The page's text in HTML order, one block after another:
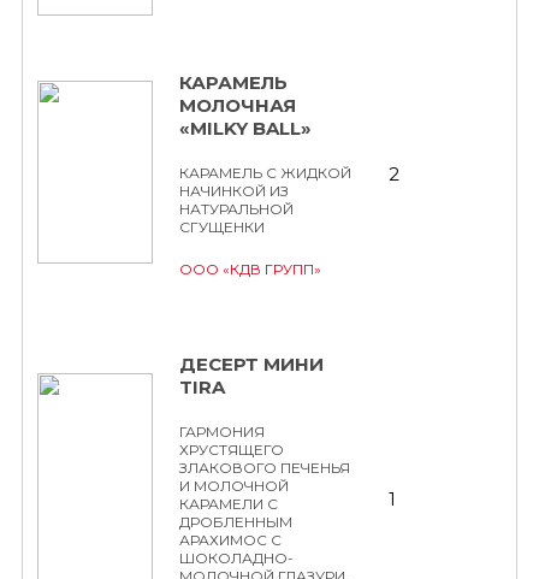
КАРАМЕЛЬ
МОЛОЧНАЯ
«MILKY BALL»
КАРАМЕЛЬ С ЖИДКОЙ
НАЧИНКОЙ ИЗ
НАТУРАЛЬНОЙ
СГУЩЕНКИ
ООО «КДВ ГРУПП»
2
ДЕСЕРТ МИНИ
TIRA
ГАРМОНИЯ
ХРУСТЯЩЕГО
ЗЛАКОВОГО ПЕЧЕНЬЯ
И МОЛОЧНОЙ
КАРАМЕЛИ С
ДРОБЛЕННЫМ
АРАХИМОС С
ШОКОЛАДНО-
1